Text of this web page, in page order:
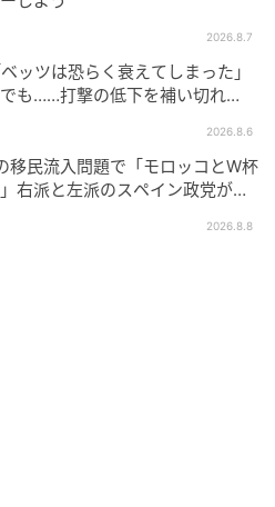
2026.8.7
ベッツは恐らく衰えてしまった」
も……打撃の低下を補い切れ
」
2026.8.6
移民流入問題で「モロッコとW杯
右派と左派のスペイン政党が要
2026.8.8